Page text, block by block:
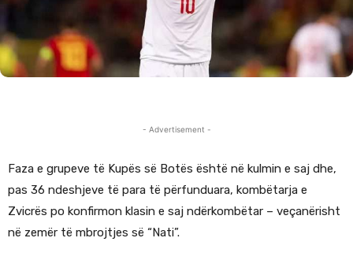
- Advertisement -
Faza e grupeve të Kupës së Botës është në kulmin e saj dhe,
pas 36 ndeshjeve të para të përfunduara, kombëtarja e
Zvicrës po konfirmon klasin e saj ndërkombëtar – veçanërisht
në zemër të mbrojtjes së “Nati”.